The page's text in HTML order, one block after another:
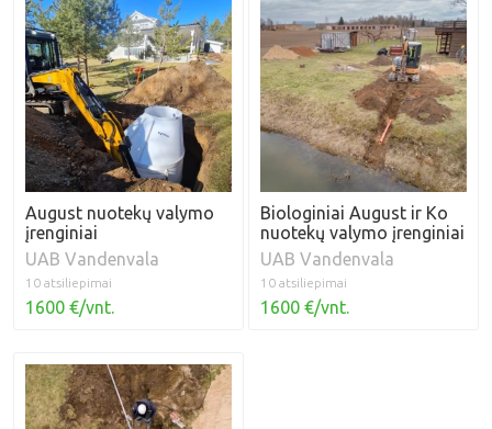
August nuotekų valymo
įrenginiai
UAB Vandenvala
10 atsiliepimai
1600 €/vnt.
Biologiniai August ir Ko
nuotekų valymo įrenginiai
UAB Vandenvala
10 atsiliepimai
1600 €/vnt.